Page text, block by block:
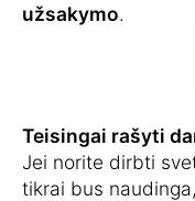
užsakymo.
Teisingai rašyti
Jei norite dirbti
tikrai bus